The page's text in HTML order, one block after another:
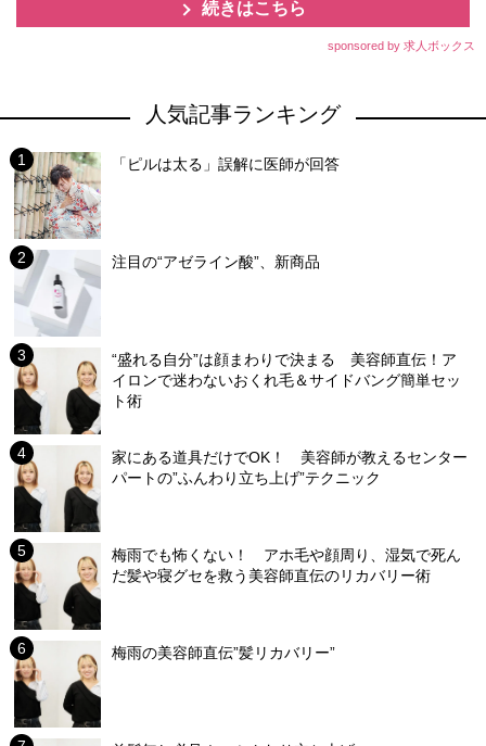
続きはこちら
sponsored by 求人ボックス
人気記事ランキング
「ピルは太る」誤解に医師が回答
注目の“アゼライン酸”、新商品
“盛れる自分”は顔まわりで決まる 美容師直伝！ア
イロンで迷わないおくれ毛＆サイドバング簡単セッ
ト術
家にある道具だけでOK！ 美容師が教えるセンター
パートの”ふんわり立ち上げ”テクニック
梅雨でも怖くない！ アホ毛や顔周り、湿気で死ん
だ髪や寝グセを救う美容師直伝のリカバリー術
梅雨の美容師直伝”髪リカバリー”